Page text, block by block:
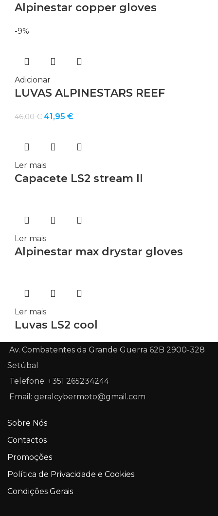
Alpinestar copper gloves
-9%
Adicionar
LUVAS ALPINESTARS REEF
46,00€ O
era:
46,00 €.
41,95 €O
é:
Ler mais
Capacete LS2 stream II
Ler mais
Alpinestar max drystar gloves
Ler mais
Luvas LS2 cool
Av. Combatentes da Grande Guerra 62B 2900-328
Setúbal
Telefone: +351 265234244
Email: geralcybermoto@gmail.com
Sobre Nós
Contactos
Promoções
Política de Privacidade e Cookies
Condições Gerais